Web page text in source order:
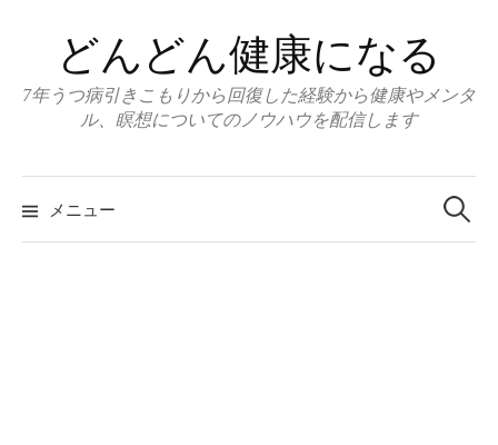
ン
キ
どんどん健康になる
7年うつ病引きこもりから回復した経験から健康やメンタ
ル、瞑想についてのノウハウを配信します
メニュー 検